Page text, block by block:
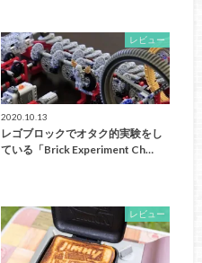
レビュー
2020.10.13
レゴブロックでオタク的実験をし
ている「Brick Experiment Ch…
レビュー